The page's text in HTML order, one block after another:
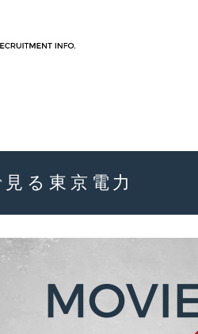
る東京電力